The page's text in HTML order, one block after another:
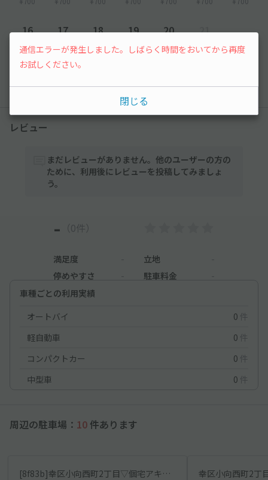
16
¥700
17
¥700
18
¥700
19
¥700
20
¥700
21
先行予約
以降の空き状況は毎日24:00に更新されます。
レビュー
まだレビューがありません。他のユーザーの方の
ために、利用後にレビューを投稿してみましょ
う。
- （0件）
満足度 立地
停めやすさ
駐車料金
車種ごとの利用実績
オートバイ
0 件
軽自動車
0 件
コンパクトカー
0 件
中型車
0 件
周辺の駐車場： 10 件あります
[8f83b]幸区小向西町2丁目▽個宅アキッパ駐車場
通信エラーが発生しました。しばらく時間をおいてから再度
お試しください。
閉じる